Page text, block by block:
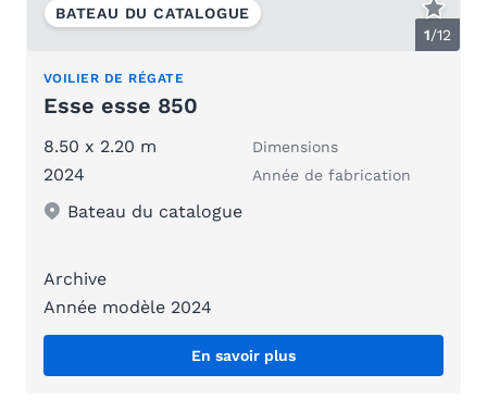
1/12
BATEAU DU CATALOGUE
VOILIER DE RÉGATE
Esse esse 850
8.50 x 2.20 m Dimensions
2024 Année de fabrication
Bateau du catalogue
Archive
Année modèle 2024
En savoir plus